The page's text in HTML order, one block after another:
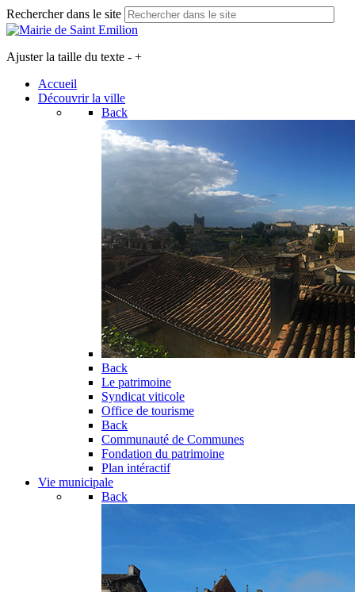
Rechercher dans le site
Ajuster la taille du texte - +
Accueil
Découvrir la ville
Back
Back
Le patrimoine
Syndicat viticole
Office de tourisme
Back
Communauté de Communes
Fondation du patrimoine
Plan intéractif
Vie municipale
Back